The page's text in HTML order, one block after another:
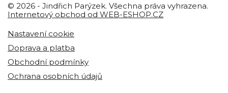
© 2026 - Jindřich Parýzek. Všechna práva vyhrazena.
Internetový obchod od WEB-ESHOP.CZ
Nastavení cookie
Doprava a platba
Obchodní podmínky
Ochrana osobních údajů